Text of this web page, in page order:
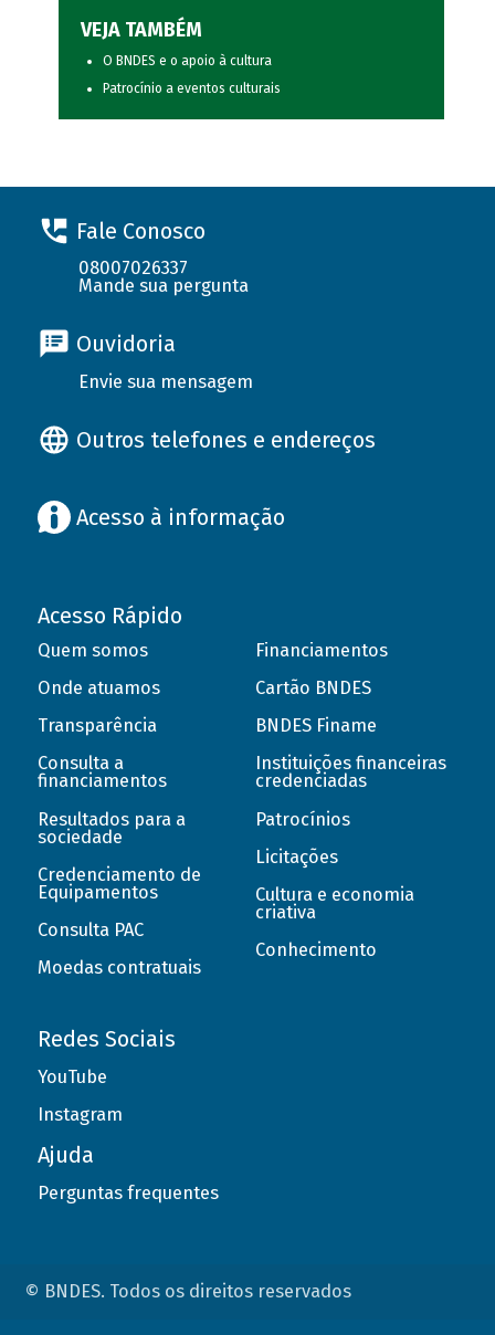
VEJA TAMBÉM
O BNDES e o apoio à cultura
Patrocínio a eventos culturais
Fale Conosco
08007026337
Mande sua pergunta
Ouvidoria
Envie sua mensagem
Outros telefones e endereços
Acesso à informação
Acesso Rápido
Quem somos
Onde atuamos
Transparência
Consulta a
financiamentos
Resultados para a
sociedade
Credenciamento de
Equipamentos
Consulta PAC
Moedas contratuais
Financiamentos
Cartão BNDES
BNDES Finame
Instituições financeiras
credenciadas
Patrocínios
Licitações
Cultura e economia
criativa
Conhecimento
Redes Sociais
YouTube
Instagram
Ajuda
Perguntas frequentes
© BNDES. Todos os direitos reservados